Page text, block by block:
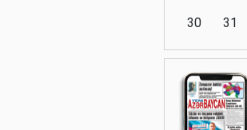
Аналитика
30
31